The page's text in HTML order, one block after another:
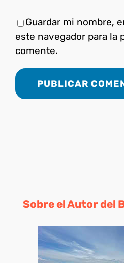
Guardar mi nombre,
este navegador para la
comente.
Sobre el Autor del